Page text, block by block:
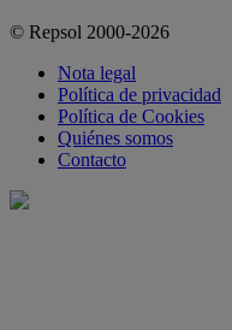
© Repsol 2000-2026
Nota legal
Política de privacidad
Política de Cookies
Quiénes somos
Contacto